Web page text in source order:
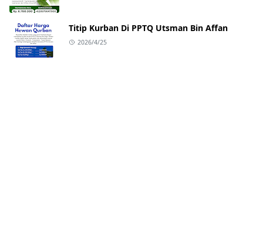
Titip Kurban Di PPTQ Utsman Bin Affan
2026/4/25